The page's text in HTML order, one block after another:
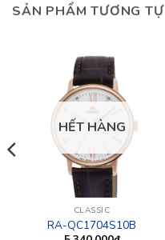
SẢN PHẨM TƯƠNG TỰ
HẾT HÀNG
CLASSIC
RA-QC1704S10B